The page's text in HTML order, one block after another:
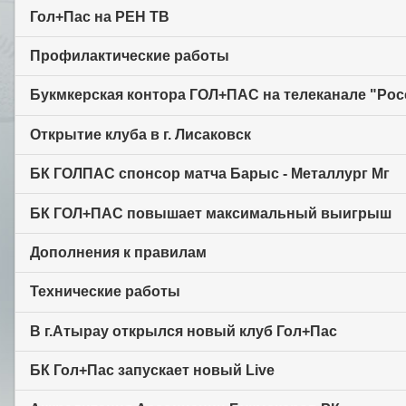
Гол+Пас на РЕН ТВ
Профилактические работы
Букмкерская контора ГОЛ+ПАС на телеканале
Открытие клуба в г. Лисаковск
БК ГОЛПАС спонсор матча Барыс - Металлург Мг
БК ГОЛ+ПАС повышает максимальный выигрыш
Дополнения к правилам
Технические работы
В г.Атырау открылся новый клуб Гол+Пас
БК Гол+Пас запускает новый Live